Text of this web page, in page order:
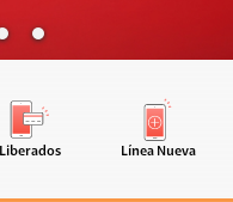
Liberados Línea Nueva